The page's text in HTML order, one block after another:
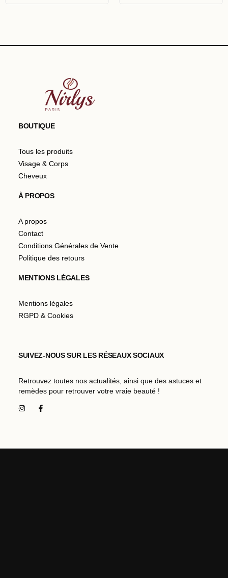
BOUTIQUE
Tous les produits
Visage & Corps
Cheveux
À PROPOS
A propos
Contact
Conditions Générales de Vente
Politique des retours
MENTIONS LÉGALES
Mentions légales
RGPD & Cookies
SUIVEZ-NOUS SUR LES RÉSEAUX SOCIAUX
Retrouvez toutes nos actualités, ainsi que des astuces et
remèdes pour retrouver votre vraie beauté !